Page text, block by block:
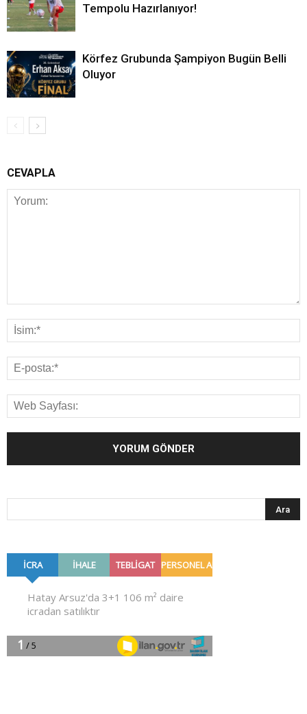
Tempolu Hazırlanıyor!
Körfez Grubunda Şampiyon Bugün Belli
Oluyor
CEVAPLA